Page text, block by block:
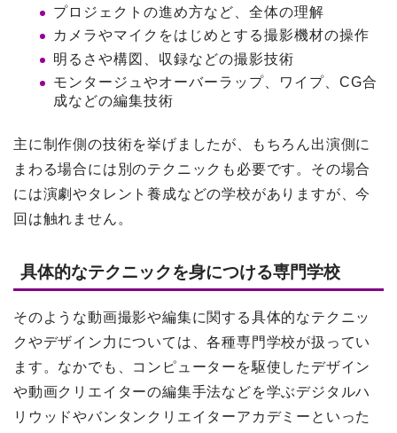
プロジェクトの進め方など、全体の理解
カメラやマイクをはじめとする撮影機材の操作
明るさや構図、収録などの撮影技術
モンタージュやオーバーラップ、ワイプ、CG合
成などの編集技術
主に制作側の技術を挙げましたが、もちろん出演側に
まわる場合には別のテクニックも必要です。その場合
には演劇やタレント養成などの学校がありますが、今
回は触れません。
具体的なテクニックを身につける専門学校
そのような動画撮影や編集に関する具体的なテクニッ
クやデザイン力については、各種専門学校が扱ってい
ます。なかでも、コンピューターを駆使したデザイン
や動画クリエイターの編集手法などを学ぶデジタルハ
リウッドやバンタンクリエイターアカデミーといった